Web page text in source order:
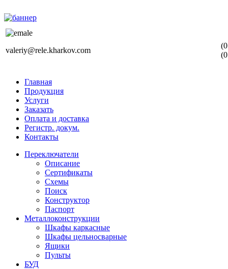
valeriy@rele.kharkov.com
Главная
Продукция
Услуги
Заказать
Оплата и доставка
Регистр. докум.
Контакты
Переключатели
Описание
Сертификаты
Схемы
Поиск
Конструктор
Паспорт
Металлоконструкции
Шкафы каркасные
Шкафы цельносварные
Ящики
Пульты
БУД